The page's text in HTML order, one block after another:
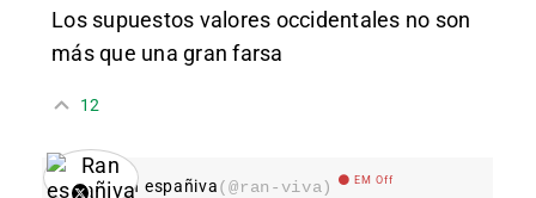
Los supuestos valores occidentales no son
más que una gran farsa
12
Ran españiva(@ran-viva) EM Off